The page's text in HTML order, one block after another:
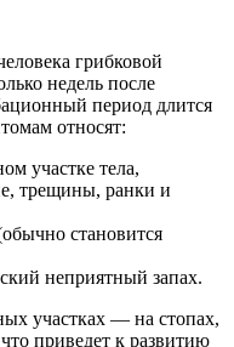
грибковой
недель после
период длится
относят:
участке тела,
трещины, ранки и
становится
неприятный запах.
участках — на стопах,
приведет к развитию